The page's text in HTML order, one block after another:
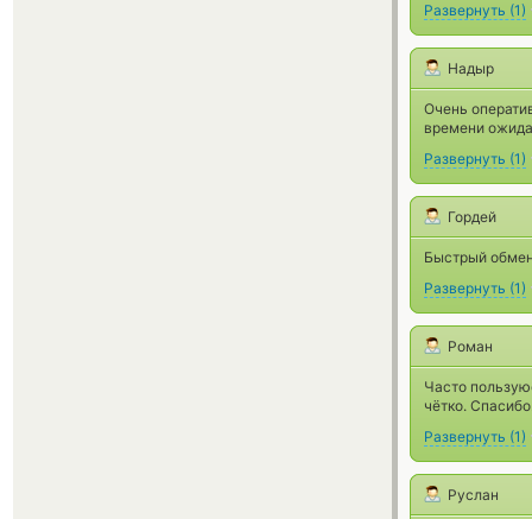
Развернуть (1)
Надыр
Очень
времени
Развернуть (1)
Гордей
Быстрый
Развернуть (1)
Роман
Часто
чётко.
Развернуть (1)
Руслан